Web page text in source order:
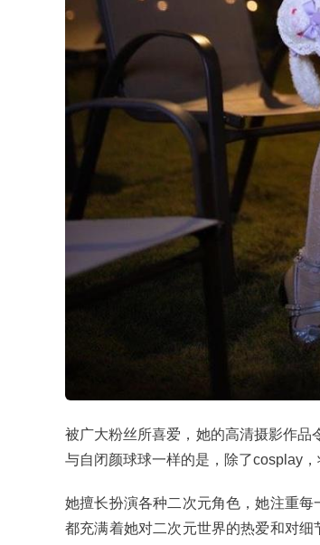
被广大粉丝所喜爱，她的高清摄影作
与自闭颜球球一样的是，除了cosplay，
她擅长扮演各种二次元角色，她注重
都充满着她对二次元世界的热爱和对